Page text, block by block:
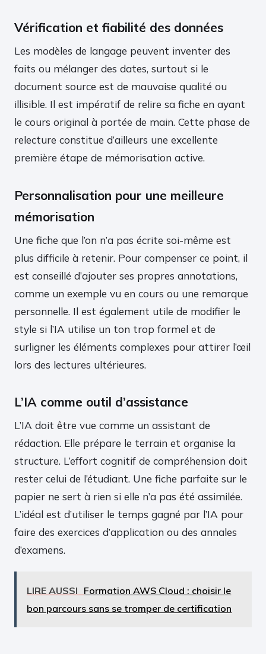
Vérification et fiabilité des données
Les modèles de langage peuvent inventer des
faits ou mélanger des dates, surtout si le
document source est de mauvaise qualité ou
illisible. Il est impératif de relire sa fiche en ayant
le cours original à portée de main. Cette phase de
relecture constitue d’ailleurs une excellente
première étape de mémorisation active.
Personnalisation pour une meilleure
mémorisation
Une fiche que l’on n’a pas écrite soi-même est
plus difficile à retenir. Pour compenser ce point, il
est conseillé d’ajouter ses propres annotations,
comme un exemple vu en cours ou une remarque
personnelle. Il est également utile de modifier le
style si l’IA utilise un ton trop formel et de
surligner les éléments complexes pour attirer l’œil
lors des lectures ultérieures.
L’IA comme outil d’assistance
L’IA doit être vue comme un assistant de
rédaction. Elle prépare le terrain et organise la
structure. L’effort cognitif de compréhension doit
rester celui de l’étudiant. Une fiche parfaite sur le
papier ne sert à rien si elle n’a pas été assimilée.
L’idéal est d’utiliser le temps gagné par l’IA pour
faire des exercices d’application ou des annales
d’examens.
LIRE AUSSI Formation AWS Cloud : choisir le
bon parcours sans se tromper de certification